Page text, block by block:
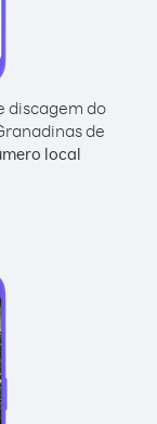
discagem do
de
local